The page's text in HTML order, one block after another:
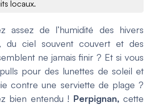
locaux.
assez de l’humidité des hivers
du ciel souvent couvert et des
ne jamais finir ? Et si vous
pour des lunettes de soleil et
contre une serviette de plage ?
bien entendu ! Perpignan, cette